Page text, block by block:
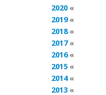
2020
2019
2018
2017
2016
2015
2014
2013